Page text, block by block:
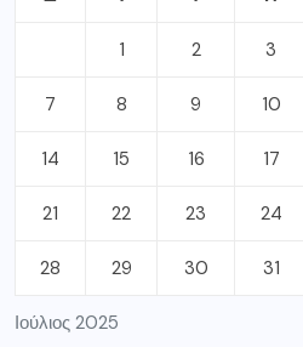
Ιούλιος 2025
1 2 3
7 8 9 10
14 15 16 17
21 22 23 24
28 29 30 31